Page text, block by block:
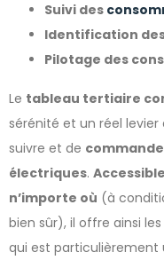
Suivi des
Identification
Pilotage des
Le tableau tertiaire
sérénité et un réel levier
suivre et de
électriques.
n’importe où (à
bien sûr), il offre ainsi
qui est particulièrement